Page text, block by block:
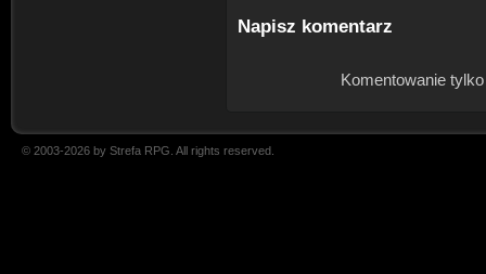
Napisz komentarz
Komentowanie
© 2003-2026 by Strefa RPG. All rights reserved.